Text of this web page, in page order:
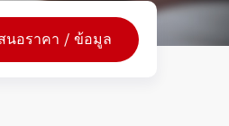
นอราคา / ข้อมูล